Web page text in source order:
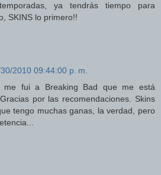
ya tendrás tiempo para
SKINS lo primero!!
2010 09:44:00 p. m.
me fui a Breaking Bad que me está
por las recomendaciones. Skins
tengo muchas ganas, la verdad, pero